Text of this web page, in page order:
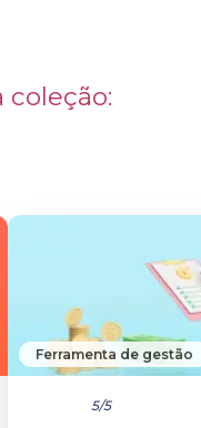
Ferramenta de gestão
5/5